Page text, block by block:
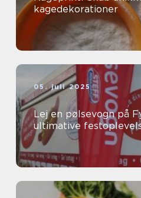
kagedekorationer
05. juli 2025
Lej en pølsevogn på
ultimative